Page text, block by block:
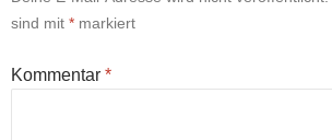
sind mit * markiert
Kommentar *